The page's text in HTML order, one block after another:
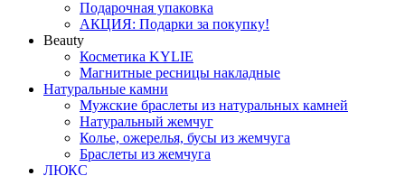
Подарочная упаковка
АКЦИЯ: Подарки за покупку!
Beauty
Косметика KYLIE
Магнитные ресницы накладные
Натуральные камни
Мужские браслеты из натуральных камней
Натуральный жемчуг
Колье, ожерелья, бусы из жемчуга
Браслеты из жемчуга
ЛЮКС